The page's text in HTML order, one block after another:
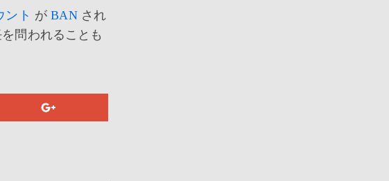
ント がBANされ
問われることも